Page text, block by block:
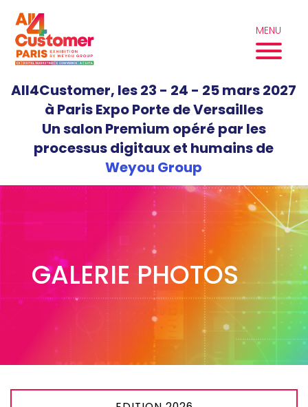
contenu
All4Customer, les 23 - 24 - 25 mars 2027
à Paris Expo Porte de Versailles
Un salon Premium opéré par les
processus digitaux et humains de
Weyou Group
MENU
GALERIE PHOTOS